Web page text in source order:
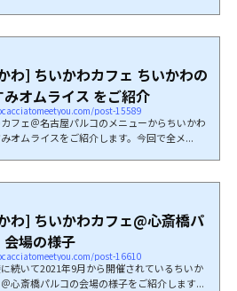
わ] ちいかわカフェ ちいかわの
みオムライス をご紹介
post-15589
フェ＠名古屋パルコのメニューからちいかわ
オムライスをご紹介します。今回で全メ...
わ] ちいかわカフェ@心斎橋パ
場の様子
post-16610
続いて2021年9月から開催されているちいか
心斎橋パルコの会場の様子をご紹介します...